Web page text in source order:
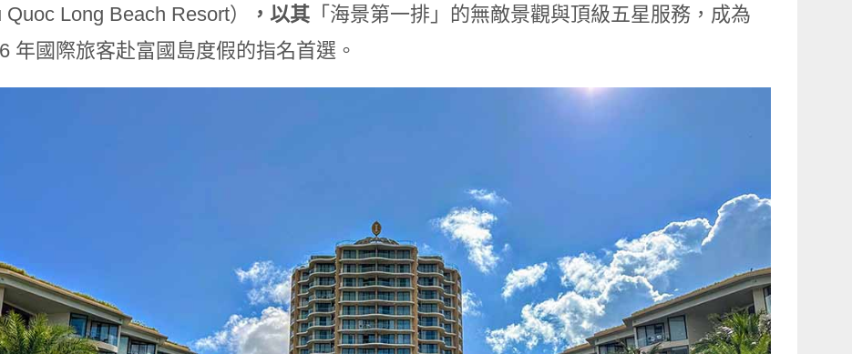
Quoc Long Beach Resort）
，以其「海景第一排」的無敵景觀與頂級五星服務，成為
年國際旅客赴富國島度假的指名首選。